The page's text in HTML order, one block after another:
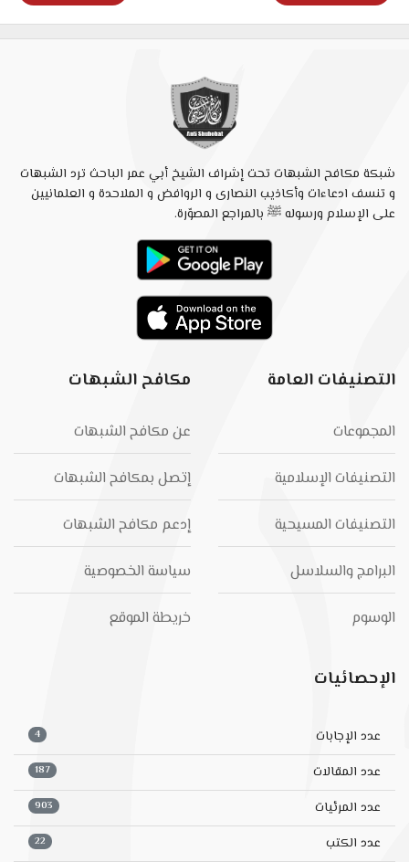
شبكة مكافح الشبهات تحت إشراف الشيخ أبي عمر الباحث ترد الشبهات
و تنسف ادعاءات وأكاذيب النصارى و الروافض و الملاحدة و العلمانيين
على الإسلام ورسوله ﷺ بالمراجع المصوّرة.
التصنيفات العامة
المجموعات
التصنيفات الإسلامية
التصنيفات المسيحية
البرامج والسلاسل
الوسوم
مكافح الشبهات
عن مكافح الشبهات
إتصل بمكافح الشبهات
إدعم مكافح الشبهات
سياسة الخصوصية
خريطة الموقع
الإحصائيات
عدد الإجابات 4
عدد المقالات 187
عدد المرئيات 903
عدد الكتب 22